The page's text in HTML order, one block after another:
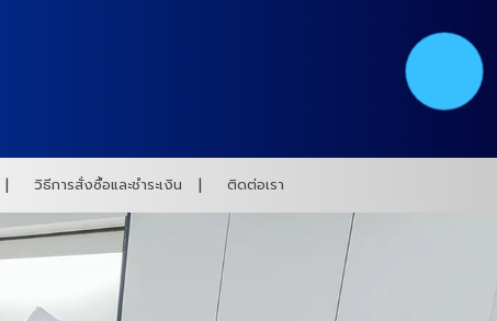
วิธีการสั่งซื้อและชำระเงิน ติดต่อเรา